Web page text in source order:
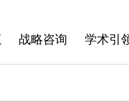
战略咨询 学术引